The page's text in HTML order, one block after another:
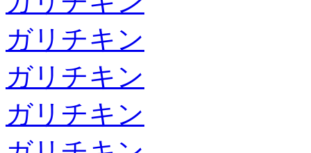
ガリチキン
ガリチキン
ガリチキン